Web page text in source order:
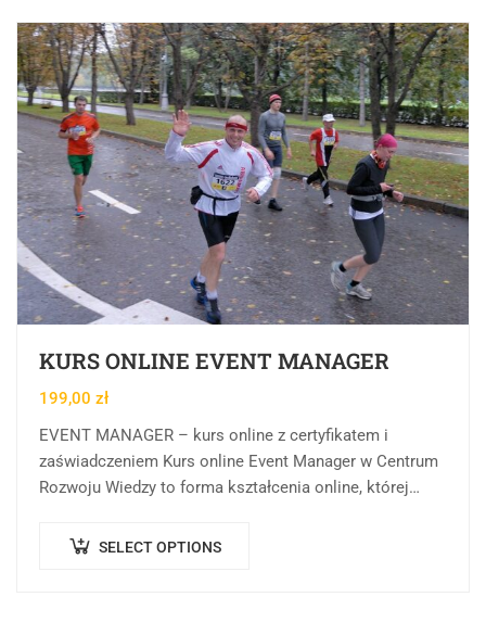
KURS ONLINE EVENT MANAGER
199,00 zł
EVENT MANAGER – kurs online z certyfikatem i
zaświadczeniem Kurs online Event Manager w Centrum
Rozwoju Wiedzy to forma kształcenia online, której
oraz…
SELECT OPTIONS